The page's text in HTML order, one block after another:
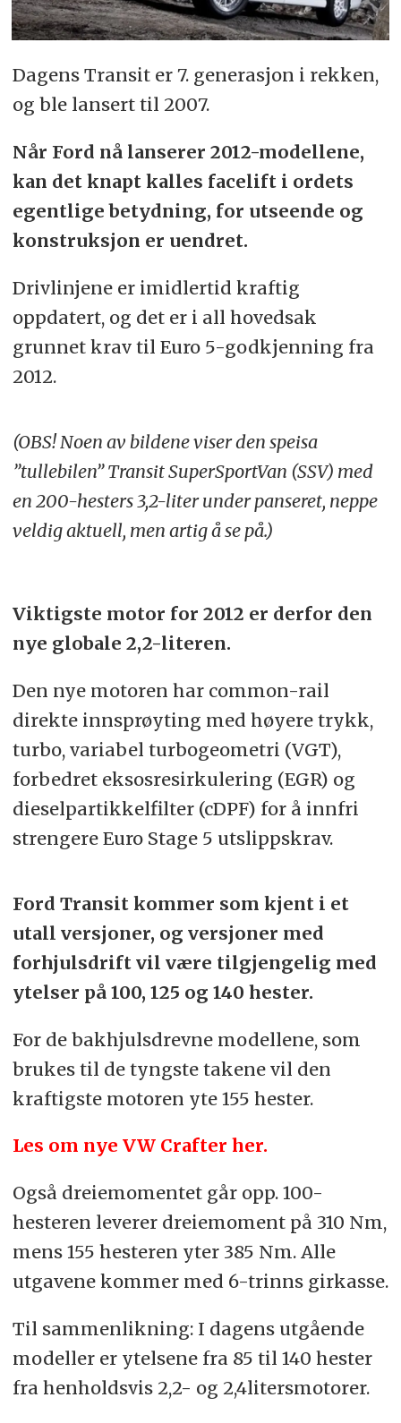
Dagens Transit er 7. generasjon i rekken,
og ble lansert til 2007.
Når Ford nå lanserer 2012-modellene,
kan det knapt kalles facelift i ordets
egentlige betydning, for utseende og
konstruksjon er uendret.
Drivlinjene er imidlertid kraftig
oppdatert, og det er i all hovedsak
grunnet krav til Euro 5-godkjenning fra
2012.
(OBS! Noen av bildene viser den speisa
”tullebilen” Transit SuperSportVan (SSV) med
en 200-hesters 3,2-liter under panseret, neppe
veldig aktuell, men artig å se på.)
Viktigste motor for 2012 er derfor den
nye globale 2,2-literen.
Den nye motoren har common-rail
direkte innsprøyting med høyere trykk,
turbo, variabel turbogeometri (VGT),
forbedret eksosresirkulering (EGR) og
dieselpartikkelfilter (cDPF) for å innfri
strengere Euro Stage 5 utslippskrav.
Ford Transit kommer som kjent i et
utall versjoner, og versjoner med
forhjulsdrift vil være tilgjengelig med
ytelser på 100, 125 og 140 hester.
For de bakhjulsdrevne modellene, som
brukes til de tyngste takene vil den
kraftigste motoren yte 155 hester.
Les om nye VW Crafter her.
Også dreiemomentet går opp. 100-
hesteren leverer dreiemoment på 310 Nm,
mens 155 hesteren yter 385 Nm. Alle
utgavene kommer med 6-trinns girkasse.
Til sammenlikning: I dagens utgående
modeller er ytelsene fra 85 til 140 hester
fra henholdsvis 2,2- og 2,4litersmotorer.